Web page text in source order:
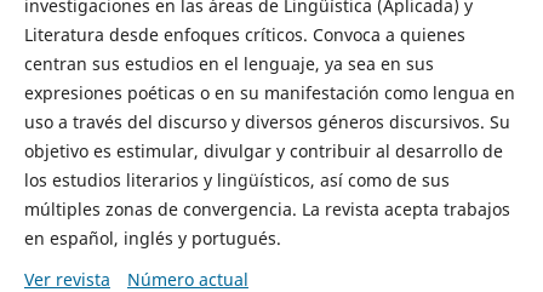
investigaciones en las áreas de Lingüística (Aplicada) y
Literatura desde enfoques críticos. Convoca a quienes
centran sus estudios en el lenguaje, ya sea en sus
expresiones poéticas o en su manifestación como lengua en
uso a través del discurso y diversos géneros discursivos. Su
objetivo es estimular, divulgar y contribuir al desarrollo de
los estudios literarios y lingüísticos, así como de sus
múltiples zonas de convergencia. La revista acepta trabajos
en español, inglés y portugués.
Ver revista
Número actual